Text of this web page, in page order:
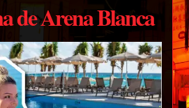
de Arena Blanca